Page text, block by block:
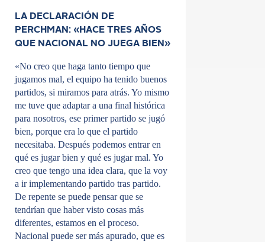
LA DECLARACIÓN DE
PERCHMAN: «HACE TRES AÑOS
QUE NACIONAL NO JUEGA BIEN»
«No creo que haga tanto tiempo que
jugamos mal, el equipo ha tenido buenos
partidos, si miramos para atrás. Yo mismo
me tuve que adaptar a una final histórica
para nosotros, ese primer partido se jugó
bien, porque era lo que el partido
necesitaba. Después podemos entrar en
qué es jugar bien y qué es jugar mal. Yo
creo que tengo una idea clara, que la voy
a ir implementando partido tras partido.
De repente se puede pensar que se
tendrían que haber visto cosas más
diferentes, estamos en el proceso.
Nacional puede ser más apurado, que es